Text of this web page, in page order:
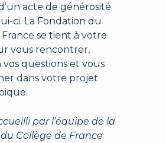
acte de générosité
ci. La Fondation du
se tient à votre
vous rencontrer,
questions et vous
dans votre projet
par l’équipe de la
Collège de France